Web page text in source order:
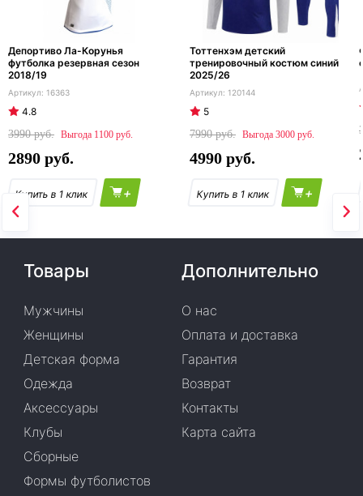
Депортиво Ла-Корунья
футболка резервная сезон
2018/19
16363
4.8
3990
1100
2890
+
Тоттенхэм детский
тренировочный костюм синий
2025/26
120144
5
7990
3000
4990
+
Товары
Мужчины
Женщины
Детская форма
Одежда
Аксессуары
Клубы
Сборные
Формы футболистов
Дополнительно
О нас
Оплата и доставка
Гарантия
Возврат
Контакты
Карта сайта